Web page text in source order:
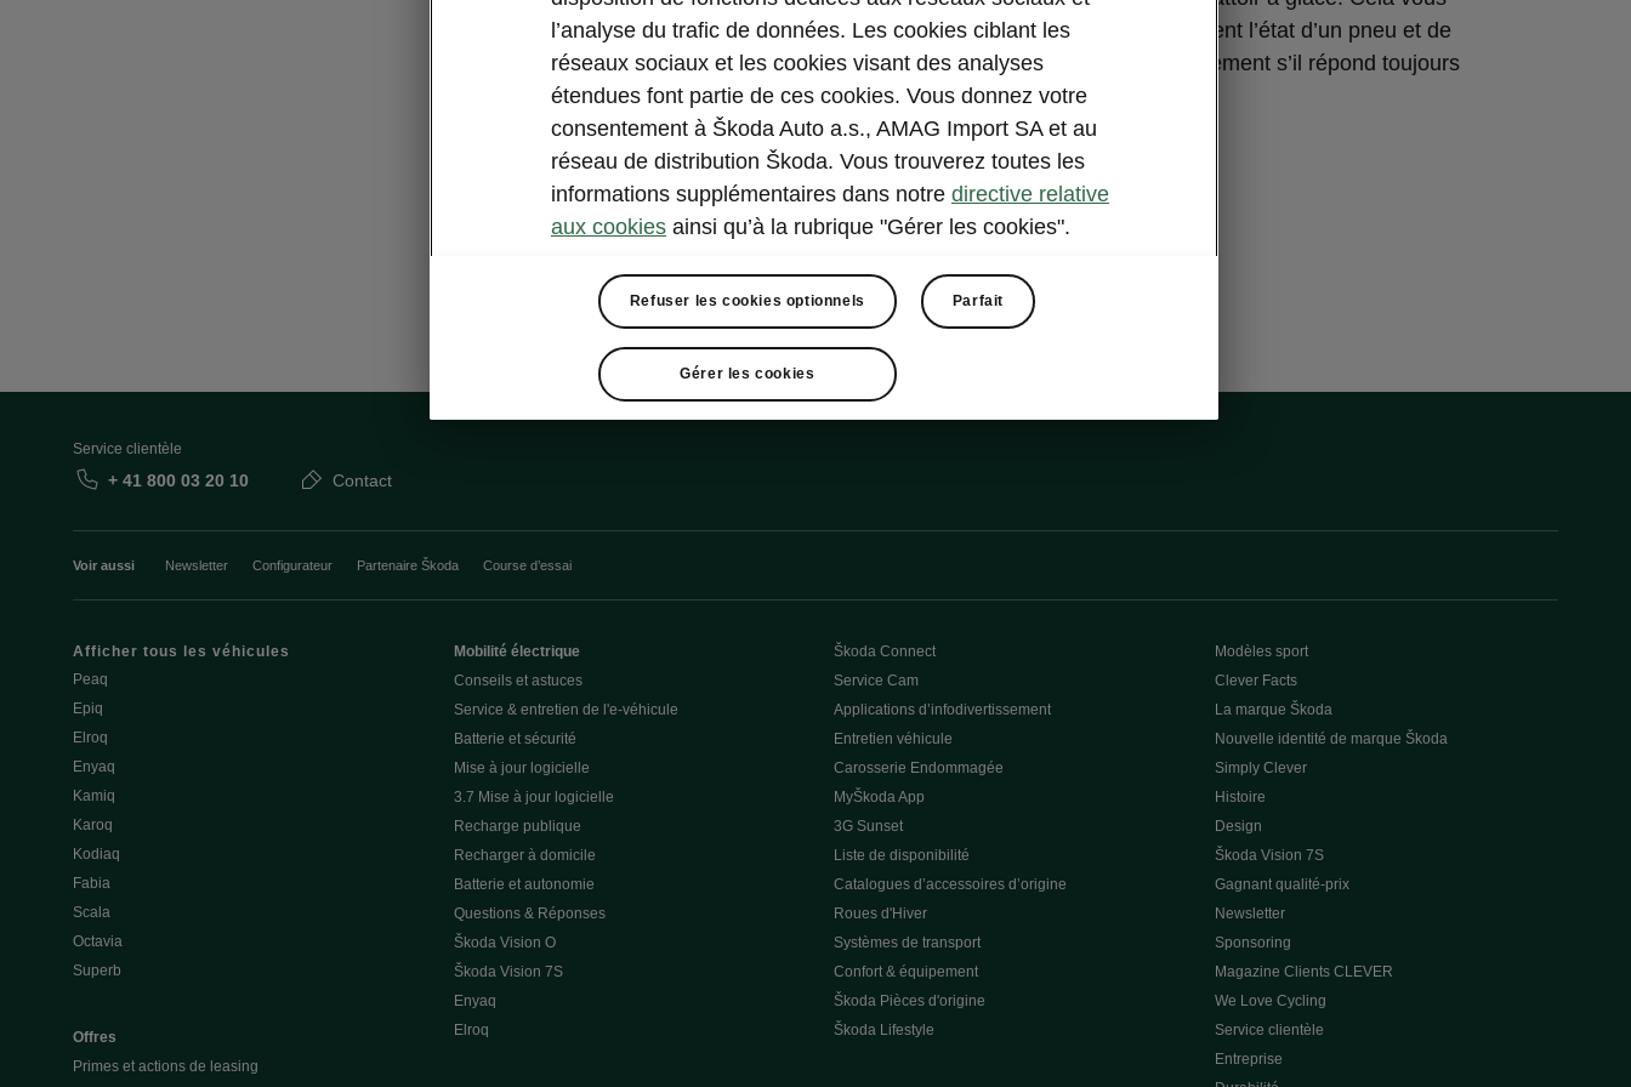
permet de contrôler facilement l’état d’un pneu et de
vérifier rapidement et simplement s’il répond toujours
aux dispositions légales.
Service clientèle
+ 41 800 03 20 10 Contact
Voir aussi Newsletter Configurateur Partenaire Škoda Course d’essai
Afficher tous les véhicules
Peaq
Epiq
Elroq
Enyaq
Kamiq
Karoq
Kodiaq
Fabia
Scala
Octavia
Superb
Offres
Primes et actions de leasing
Mobilité électrique
Conseils et astuces
Service & entretien de l'e-véhicule
Batterie et sécurité
Mise à jour logicielle
3.7 Mise à jour logicielle
Recharge publique
Recharger à domicile
Batterie et autonomie
Questions & Réponses
Škoda Vision O
Škoda Vision 7S
Enyaq
Elroq
Škoda Connect
Service Cam
Applications d’infodivertissement
Entretien véhicule
Carosserie Endommagée
MyŠkoda App
3G Sunset
Liste de disponibilité
Catalogues d’accessoires d’origine
Roues d'Hiver
Systèmes de transport
Confort & équipement
Škoda Pièces d'origine
Škoda Lifestyle
Modèles sport
Clever Facts
La marque Škoda
Nouvelle identité de marque Škoda
Simply Clever
Histoire
Design
Škoda Vision 7S
Gagnant qualité-prix
Newsletter
Sponsoring
Magazine Clients CLEVER
We Love Cycling
Service clientèle
Entreprise
l’analyse du trafic de données. Les cookies ciblant les
réseaux sociaux et les cookies visant des analyses
étendues font partie de ces cookies. Vous donnez votre
consentement à Škoda Auto a.s., AMAG Import SA et au
réseau de distribution Škoda. Vous trouverez toutes les
informations supplémentaires dans notre directive relative
aux cookies ainsi qu’à la rubrique "Gérer les cookies".
Refuser les cookies optionnels Parfait
Gérer les cookies